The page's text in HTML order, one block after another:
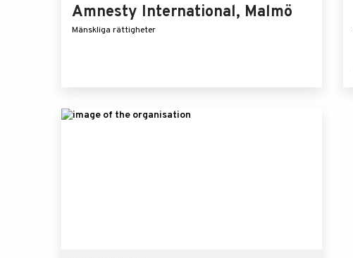
Amnesty International, Malmö
Mänskliga rättigheter